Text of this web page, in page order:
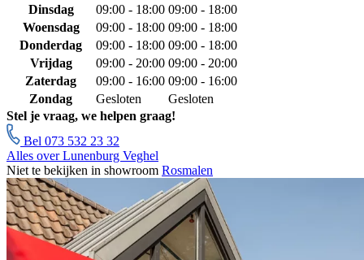
Dinsdag
09:00 - 18:00 09:00 - 18:00
Woensdag
09:00 - 18:00 09:00 - 18:00
Donderdag
09:00 - 18:00 09:00 - 18:00
Vrijdag
09:00 - 20:00 09:00 - 20:00
Zaterdag
09:00 - 16:00 09:00 - 16:00
Zondag
Gesloten
Gesloten
Stel je vraag, we helpen graag!
Bel 073 532 23 32
Alles over Lunenburg Veghel
Niet te bekijken in showroom Rosmalen